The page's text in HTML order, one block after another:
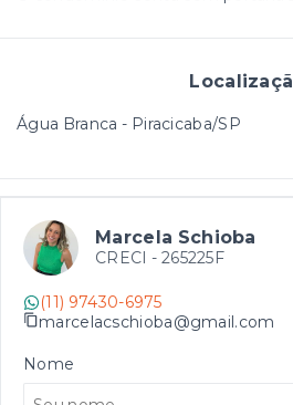
Água Branca - Piracicaba/SP
Marcela Schioba
CRECI - 265225F
(11) 97430-6975
marcelacschioba@gmail.com
Nome